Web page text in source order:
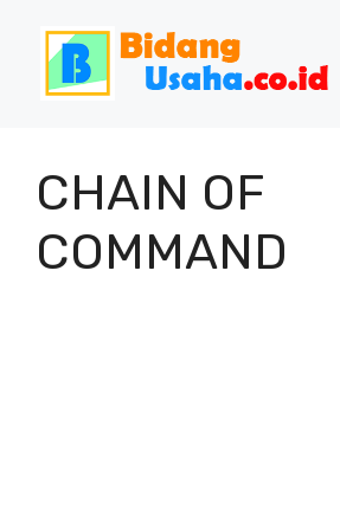
CHAIN OF
COMMAND